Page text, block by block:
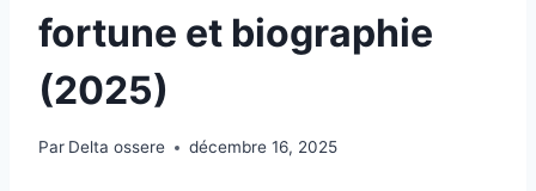
fortune et biographie
(2025)
Par Delta ossere décembre 16, 2025